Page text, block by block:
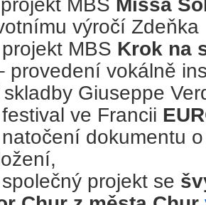
MBS Missa
výročí
MBS Krok na
provedení vokálně
Giuseppe
ve Francii
dokumentu
projekt se